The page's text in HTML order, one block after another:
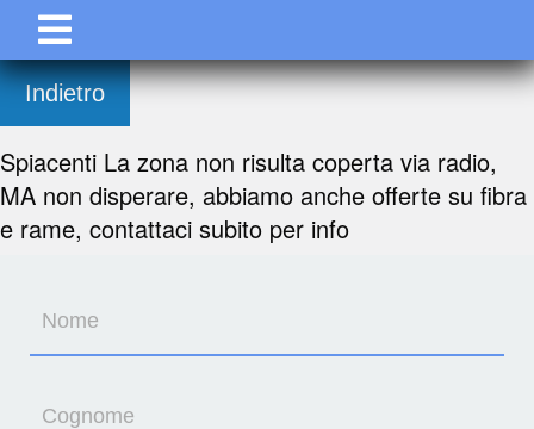
Indietro
Spiacenti La zona non risulta coperta via radio,
MA non disperare, abbiamo anche offerte su fibra
e rame, contattaci subito per info
Nome
Cognome